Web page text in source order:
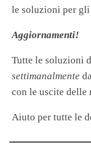
le soluzioni per
Aggiornamenti!
Tutte le soluzioni
settimanalmente
con le uscite
Aiuto per tutte le